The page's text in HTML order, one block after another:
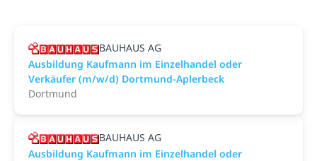
BAUHAUS AG
Ausbildung Kaufmann im Einzelhandel oder
Verkäufer (m/w/d) Dortmund-Aplerbeck
Dortmund
BAUHAUS AG
Ausbildung Kaufmann im Einzelhandel oder